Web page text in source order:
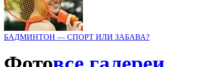
БАДМИНТОН — СПОРТ ИЛИ ЗАБАВА?